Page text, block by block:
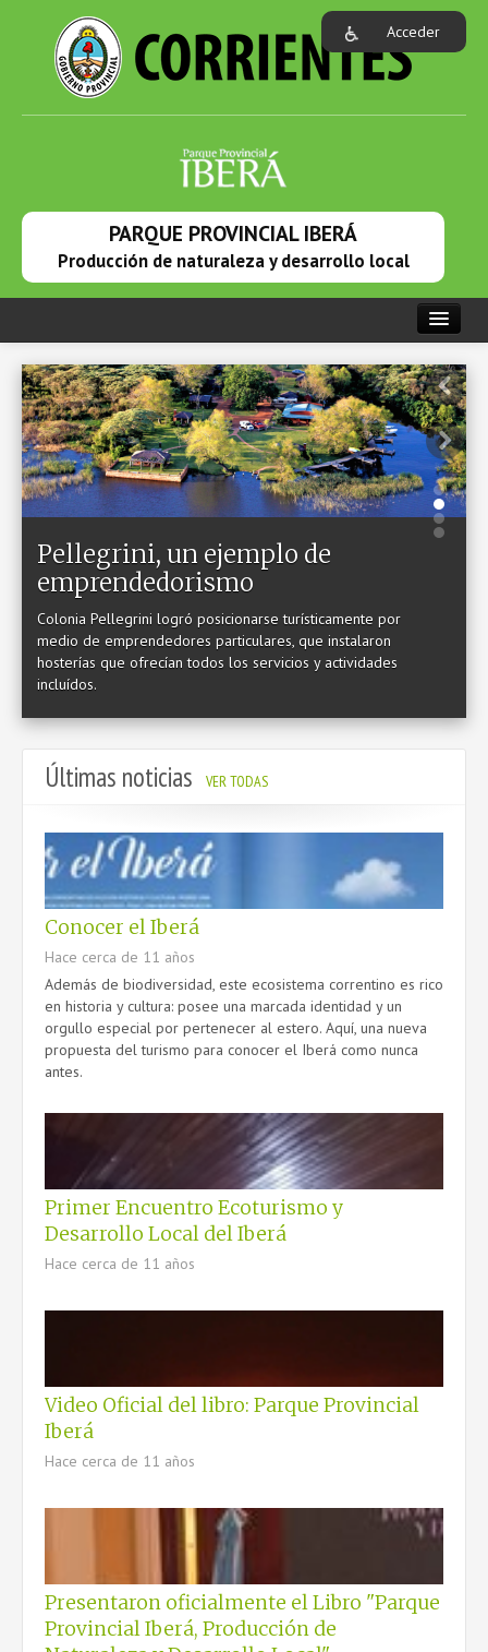
Acceder
PARQUE PROVINCIAL IBERÁ
Producción de naturaleza y desarrollo local
INSTITUCIONAL
EL PARQUE
DESARROLLO LOCAL
CULTURA
DESTINO TURÍSTICO
INFORMACIÓN
CONTACTO
Pellegrini, un ejemplo de
emprendedorismo
Colonia Pellegrini logró posicionarse turísticamente por
medio de emprendedores particulares, que instalaron
hosterías que ofrecían todos los servicios y actividades
incluídos.
Últimas noticias VER TODAS
Conocer el Iberá
Hace cerca de 11 años
Además de biodiversidad, este ecosistema correntino es rico
en historia y cultura: posee una marcada identidad y un
orgullo especial por pertenecer al estero. Aquí, una nueva
propuesta del turismo para conocer el Iberá como nunca
antes.
Primer Encuentro Ecoturismo y
Desarrollo Local del Iberá
Hace cerca de 11 años
Video Oficial del libro: Parque Provincial
Iberá
Hace cerca de 11 años
Presentaron oficialmente el Libro "Parque
Provincial Iberá, Producción de